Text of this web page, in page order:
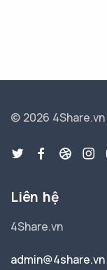
© 2026 4Share.vn
Liên hệ
4Share.vn
admin@4share.vn